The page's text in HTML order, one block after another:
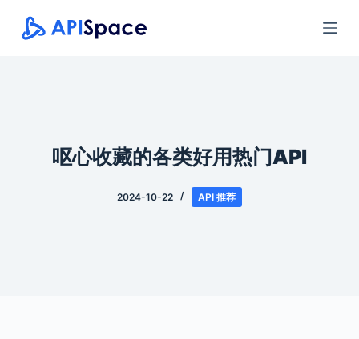
跳
过
呕心收藏的各类好用热门API
2024-10-22 API 推荐